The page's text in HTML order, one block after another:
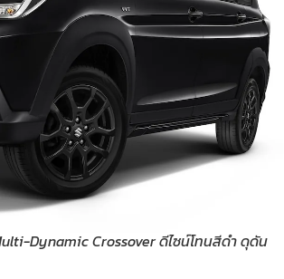
Dynamic Crossover ดีไซน์โทนสีดำ ดุดัน